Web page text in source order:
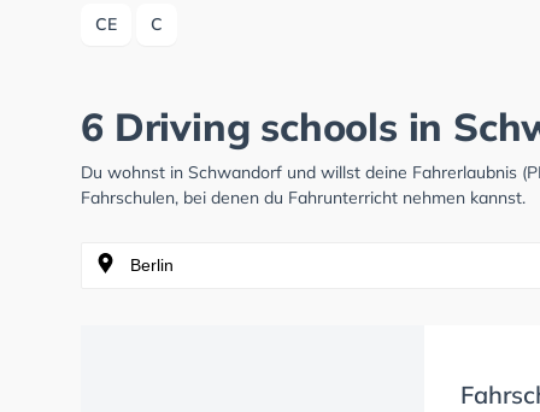
CE C
6 Driving schools in
Du wohnst in Schwandorf und willst deine Fahrerlaubnis
Fahrschulen, bei denen du Fahrunterricht nehmen kannst.